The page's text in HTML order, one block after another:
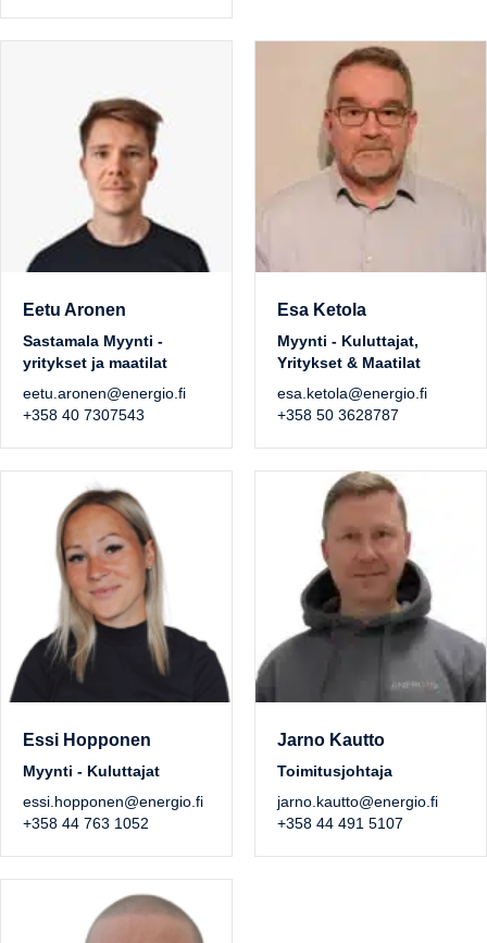
Eetu Aronen
Sastamala Myynti -
yritykset ja maatilat
eetu.aronen@energio.fi
+358 40 7307543
Esa Ketola
Myynti - Kuluttajat,
Yritykset & Maatilat
esa.ketola@energio.fi
+358 50 3628787
Essi Hopponen
Myynti - Kuluttajat
essi.hopponen@energio.fi
+358 44 763 1052
Jarno Kautto
Toimitusjohtaja
jarno.kautto@energio.fi
+358 44 491 5107